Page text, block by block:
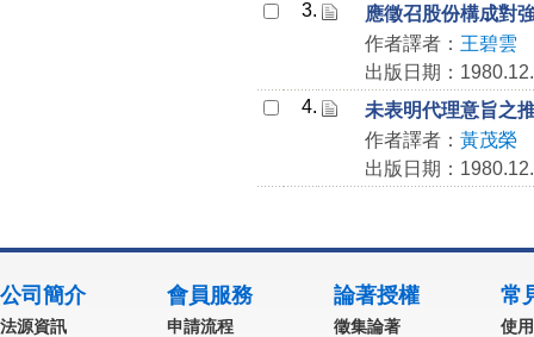
3.
應徵召股份構成對
作者譯者： 王碧雲
出版日期：
4.
未表明代理意旨之
作者譯者： 黃茂榮
出版日期：
公司簡介
法源資訊
會員服務
申請流程
論著授權
徵集論著
常
使